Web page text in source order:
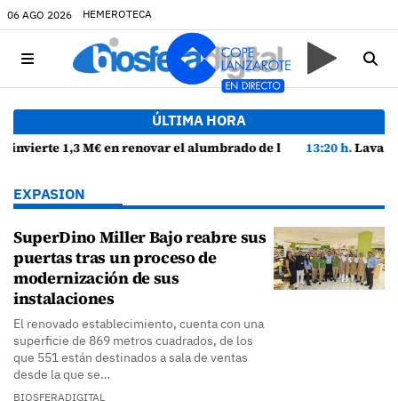
06 AGO 2026 HEMEROTECA
ÚLTIMA HORA
avenida Alcalde Florencio Suárez y 31 calles aledañas
13:20 h.Lava Live Festival se consolida como atractivo turístico
EXPASION
SuperDino Miller Bajo reabre sus
puertas tras un proceso de
modernización de sus
instalaciones
El renovado establecimiento, cuenta con una
superficie de 869 metros cuadrados, de los
que 551 están destinados a sala de ventas
desde la que se…
BIOSFERADIGITAL